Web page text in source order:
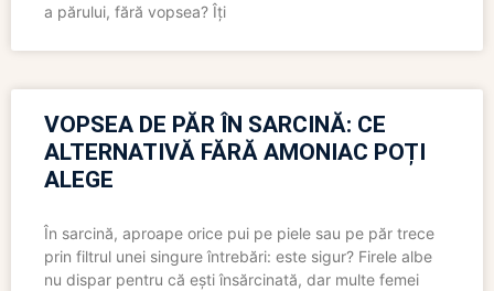
a părului, fără vopsea? Îți
VOPSEA DE PĂR ÎN SARCINĂ: CE
ALTERNATIVĂ FĂRĂ AMONIAC POȚI
ALEGE
În sarcină, aproape orice pui pe piele sau pe păr trece
prin filtrul unei singure întrebări: este sigur? Firele albe
nu dispar pentru că ești însărcinată, dar multe femei